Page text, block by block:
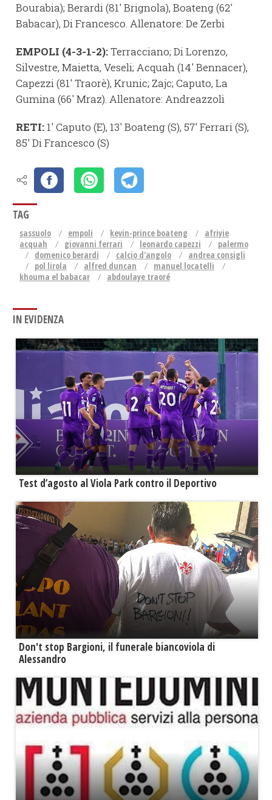
Bourabia); Berardi (81′ Brignola), Boateng (62′
Babacar), Di Francesco. Allenatore: De Zerbi
EMPOLI (4-3-1-2):Terracciano; Di Lorenzo,
Silvestre, Maietta, Veseli; Acquah (14′ Bennacer),
Capezzi (81′ Traorè), Krunic; Zajc; Caputo, La
Gumina (66′ Mraz). Allenatore: Andreazzoli
RETI:1′ Caputo (E), 13′ Boateng (S), 57′ Ferrari (S),
85′ Di Francesco (S)
TAG
sassuolo empoli kevin-prince boateng
afriyie
acquah
giovanni ferrari leonardo capezzi
palermo
domenico berardi
calcio d'angolo
andrea consigli
pol lirola
alfred duncan
manuel locatelli
khouma el babacar
abdoulaye traoré
IN EVIDENZA
Test d’agosto al Viola Park contro il Deportivo
Don't stop Bargioni, il funerale biancoviola di
Alessandro